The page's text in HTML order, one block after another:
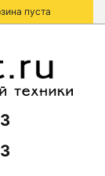
пуста